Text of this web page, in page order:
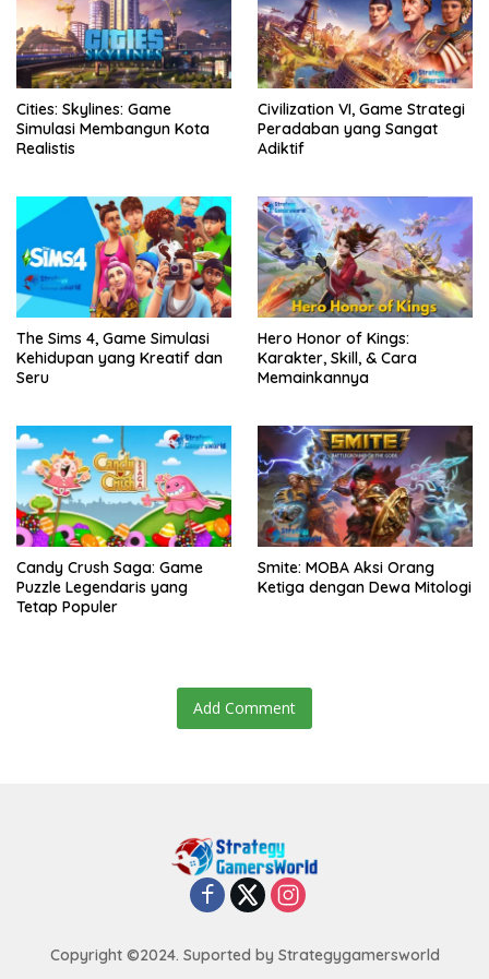
Cities: Skylines: Game
Simulasi Membangun Kota
Realistis
Civilization VI, Game Strategi
Peradaban yang Sangat
Adiktif
The Sims 4, Game Simulasi
Kehidupan yang Kreatif dan
Seru
Hero Honor of Kings:
Karakter, Skill, & Cara
Memainkannya
Candy Crush Saga: Game
Puzzle Legendaris yang
Tetap Populer
Smite: MOBA Aksi Orang
Ketiga dengan Dewa Mitologi
Add Comment
Copyright ©2024. Suported by Strategygamersworld